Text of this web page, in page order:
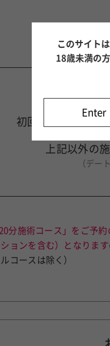
初回の120分施術コ
上記以外の
（デー
分施術コース」をご予
ションを含む）となります
コースは除く）
このサイト
18歳未満の
Enter